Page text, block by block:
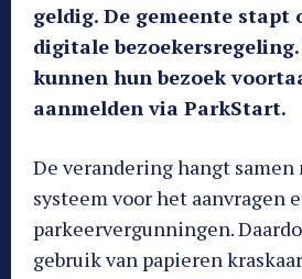
geldig. De gemeente stapt
digitale bezoekersregeling.
kunnen hun bezoek
aanmelden via ParkStart.
De verandering hangt
systeem voor het aanvragen
parkeervergunningen.
gebruik van papieren